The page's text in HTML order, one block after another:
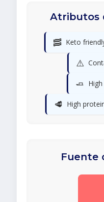
Atributos
🥓 Keto
⚠️
🧈
🥩 High
Fuente